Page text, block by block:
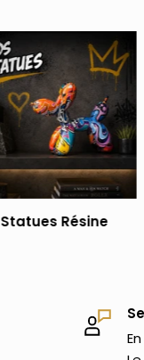
! Le street
est sans doutes
d'unebouche
ta décoration
Statues Résine